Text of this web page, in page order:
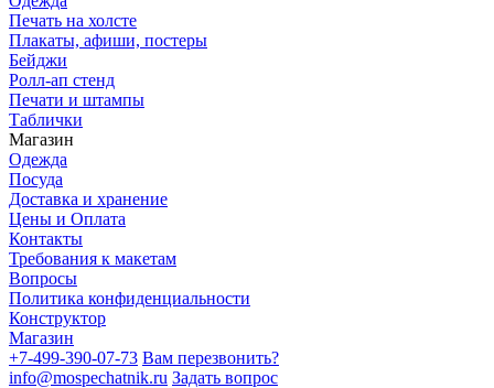
Печать на холсте
Плакаты, афиши, постеры
Бейджи
Ролл-ап стенд
Печати и штампы
Таблички
Магазин
Одежда
Посуда
Доставка и хранение
Цены и Оплата
Контакты
Требования к макетам
Вопросы
Политика конфиденциальности
Конструктор
Магазин
+7-499-390-07-73 Вам перезвонить?
info@mospechatnik.ru Задать вопрос